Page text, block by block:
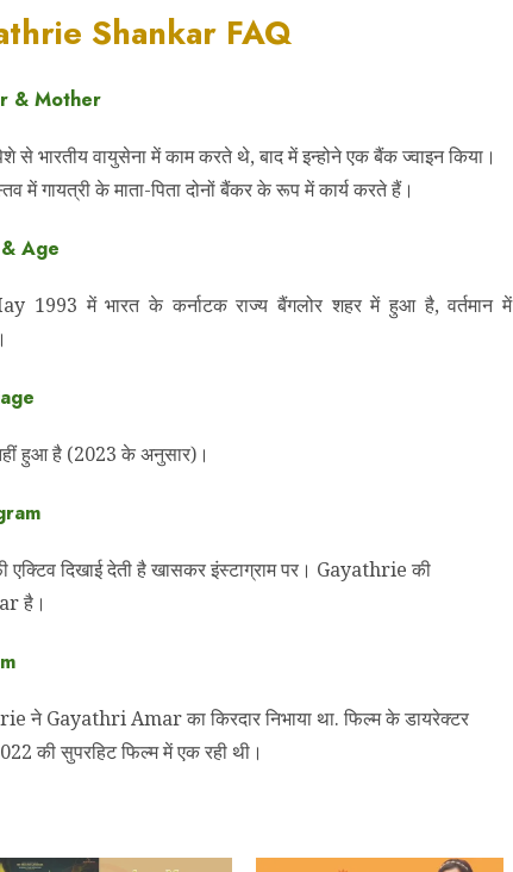
Shankar FAQ
& Mother
से भारतीय वायुसेना में काम करते थे, बाद में इन्होने एक बैंक ज्वाइन किया।
में गायत्री के माता-पिता दोनों बैंकर के रूप में कार्य करते हैं।
Age
में भारत के कर्नाटक राज्य बैंगलोर शहर में हुआ है, वर्तमान में
हुआ है (2023 के अनुसार)।
दिखाई देती है खासकर इंस्टाग्राम पर। Gayathrie की
है।
Gayathri Amar का किरदार निभाया था. फिल्म के डायरेक्टर
सुपरहिट फिल्म में एक रही थी।